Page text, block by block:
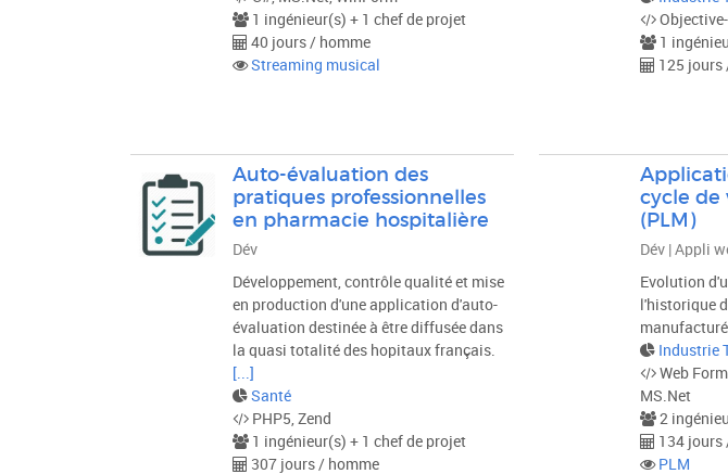
1 ingénieur(s) + 1 chef de projet
40 jours / homme
Streaming musical
1
125 jours
Auto-évaluation des
pratiques professionnelles
en pharmacie hospitalière
Dév
Développement, contrôle qualité et mise
en production d'une application d'auto-
évaluation destinée à être diffusée dans
la quasi totalité des hopitaux français.
[...]
Santé
PHP5, Zend
1 ingénieur(s) + 1 chef de projet
307 jours / homme
cycle de
(PLM)
Dév | Appli
Evolution
l'historique
Industrie
Web
MS.Net
2
134 jours
PLM